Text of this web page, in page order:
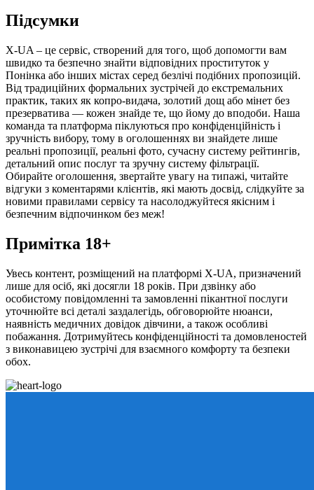
Підсумки
X-UA – це сервіс, створений для того, щоб допомогти вам
швидко та безпечно знайти відповідних проституток у
Понінка або інших містах серед безлічі подібних пропозицій.
Від традиційних формальних зустрічей до екстремальних
практик, таких як копро-видача, золотий дощ або мінет без
презерватива — кожен знайде те, що йому до вподоби. Наша
команда та платформа піклуються про конфіденційність і
зручність вибору, тому в оголошеннях ви знайдете лише
реальні пропозиції, реальні фото, сучасну систему рейтингів,
детальний опис послуг та зручну систему фільтрації.
Обирайте оголошення, звертайте увагу на типажі, читайте
відгуки з коментарями клієнтів, які мають досвід, слідкуйте за
новими правилами сервісу та насолоджуйтеся якісним і
безпечним відпочинком без меж!
Примітка 18+
Увесь контент, розміщений на платформі X-UA, призначений
лише для осіб, які досягли 18 років. При дзвінку або
особистому повідомленні та замовленні пікантної послуги
уточнюйте всі деталі заздалегідь, обговорюйте нюанси,
наявність медичних довідок дівчини, а також особливі
побажання. Дотримуйтесь конфіденційності та домовленостей
з виконавицею зустрічі для взаємного комфорту та безпеки
обох.